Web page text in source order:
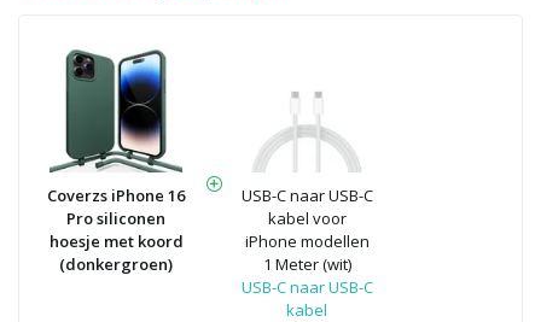
Coverzs iPhone 16
Pro siliconen
hoesje met koord
(donkergroen)
USB-C naar USB-C
kabel voor
iPhone modellen
1 Meter (wit)
USB-C naar USB-C
kabel